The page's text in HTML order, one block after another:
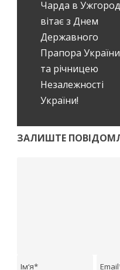
Чарда в
вітає з Днем
Державного
Прапора України
та річницею
Незалежності
України!
ЗАЛИШТЕ